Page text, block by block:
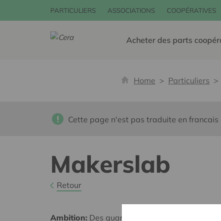
PARTICULIERS ASSOCIATIONS COOPÉRATIVES
Acheter des parts
Home Particuliers
Cette page n'est pas traduite en francais
Makerslab
Retour
Ambition: Des quartiers chaleureux et